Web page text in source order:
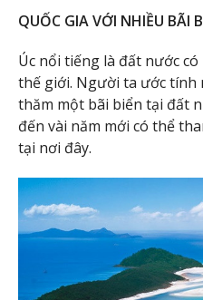
QUỐC GIA VỚI NHIỀU BÃI
Úc nổi tiếng là đất nước
thế giới. Người ta ước tính
thăm một bãi biển tại đất
đến vài năm mới có thể
tại nơi đây.